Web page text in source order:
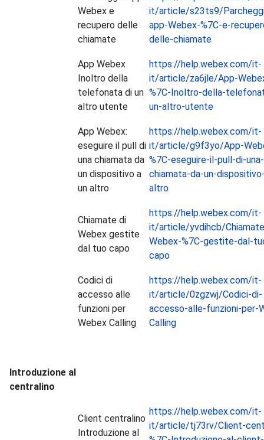
Webex e
recupero delle
chiamate
it/article/s23ts9/
app-Webex-%7C-e-
delle-chiamate
App Webex
Inoltro della
telefonata di un
altro utente
https://help.webex.com/it-
it/article/za6jle/App-
%7C-Inoltro-della-
un-altro-utente
App Webex:
eseguire il pull di
una chiamata da
un dispositivo a
un altro
https://help.webex.com/it-
it/article/g9f3yo/App-
%7C-eseguire-il-pull-di-una-
chiamata-da-un-
altro
Chiamate di
Webex gestite
dal tuo capo
https://help.webex.com/it-
it/article/yvdihcb/
Webex-%7C-gestite-dal-
capo
Codici di
accesso alle
funzioni per
Webex Calling
https://help.webex.com/it-
it/article/0zgzwj/Codici-di-
accesso-alle-funzioni-per-
Calling
Introduzione al
centralino
Client centralino
Introduzione al
https://help.webex.com/it-
it/article/tj73rv/Client-